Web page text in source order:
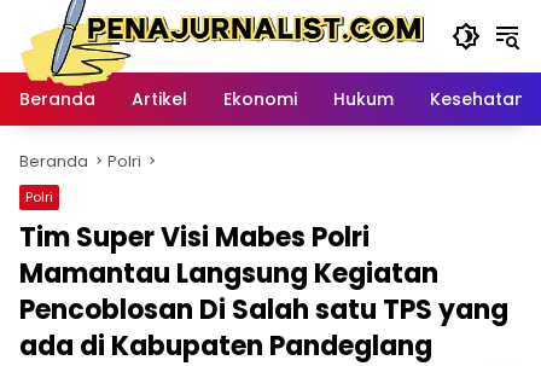
Langsung
konten
Beranda
Artikel Ekonomi Hukum Kesehatan
Beranda Polri
Polri
Tim Super Visi Mabes Polri
Mamantau Langsung Kegiatan
Pencoblosan Di Salah satu TPS yang
ada di Kabupaten Pandeglang